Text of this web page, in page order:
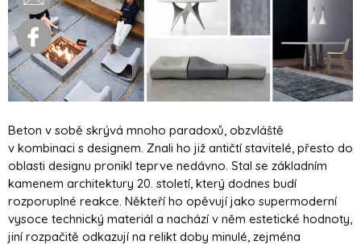
Beton v sobě skrývá mnoho paradoxů, obzvláště
v kombinaci s designem. Znali ho již antičtí stavitelé, přesto do
oblasti designu pronikl teprve nedávno. Stal se základním
kamenem architektury 20. století, který dodnes budí
rozporuplné reakce. Někteří ho opěvují jako supermoderní
vysoce technický materiál a nachází v něm estetické hodnoty,
jiní rozpačitě odkazují na relikt doby minulé, zejména